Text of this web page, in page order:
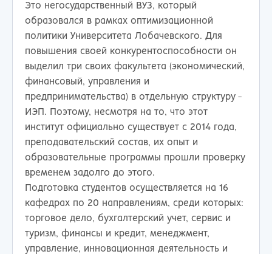
Это негосударственный ВУЗ, который
образовался в рамках оптимизационной
политики Университета Лобачевского. Для
повышения своей конкурентоспособности он
выделил три своих факультета (экономический,
финансовый, управления и
предпринимательства) в отдельную структуру -
ИЭП. Поэтому, несмотря на то, что этот
институт официально существует с 2014 года,
преподавательский состав, их опыт и
образовательные программы прошли проверку
временем задолго до этого.
Подготовка студентов осуществляется на 16
кафедрах по 20 направлениям, среди которых:
торговое дело, бухгалтерский учет, сервис и
туризм, финансы и кредит, менеджмент,
управление, инновационная деятельность и